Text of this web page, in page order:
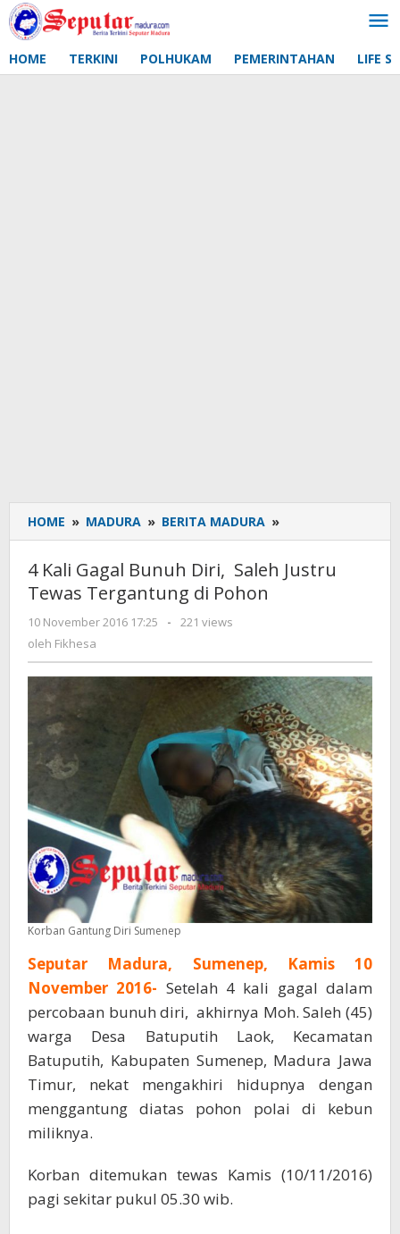
Lewati
ke
HOME TERKINI POLHUKAM PEMERINTAHAN LIFE
HOME » MADURA » BERITA MADURA »
Kali
Bunuh
di
Pohon
4 Kali Gagal Bunuh Diri, Saleh Justru
Tewas Tergantung di Pohon
10 November 2016 17:25
oleh
-
221 views
oleh Fikhesa
Korban Gantung Diri Sumenep
Seputar Madura, Sumenep, Kamis 10
November 2016- Setelah 4 kali gagal dalam
percobaan bunuh diri, akhirnya Moh. Saleh (45)
warga Desa Batuputih Laok, Kecamatan
Batuputih, Kabupaten Sumenep, Madura Jawa
Timur, nekat mengakhiri hidupnya dengan
menggantung diatas pohon polai di kebun
miliknya.
Korban ditemukan tewas Kamis (10/11/2016)
pagi sekitar pukul 05.30 wib.